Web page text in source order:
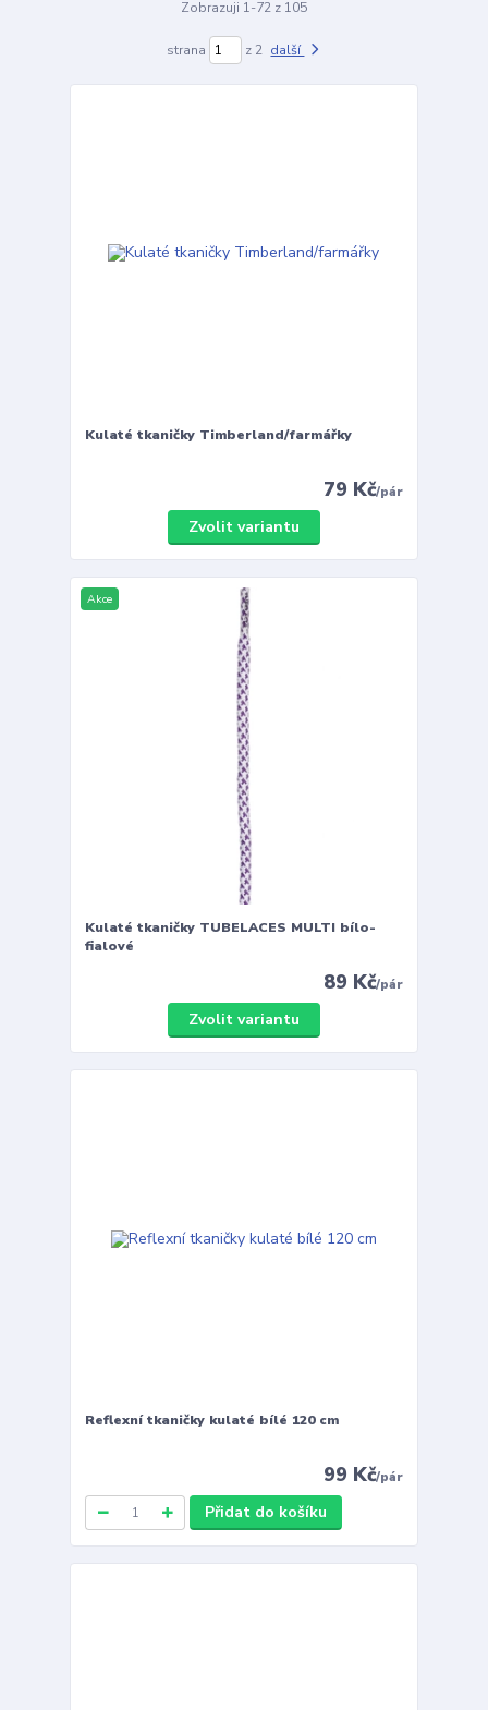
Zobrazuji 1-72 z 105
strana z 2 další
Kulaté tkaničky Timberland/farmářky
79 Kč/pár
Zvolit variantu
Akce
Kulaté tkaničky TUBELACES MULTI bílo-
fialové
89 Kč/pár
Zvolit variantu
Reflexní tkaničky kulaté bílé 120 cm
99 Kč/pár
Přidat do košíku